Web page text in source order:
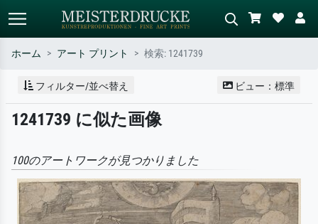
標準検索 AI画像検索
作家名・作品名・スタイルで検索
– 例：モネ、星月夜、印象派、北
シーンを説明してください – 例：
ホーム アート プリント 検索: 1241739
フィルター/並べ替え ビュー：標準
1241739 に似た画像
100のアートワークが見つかりました